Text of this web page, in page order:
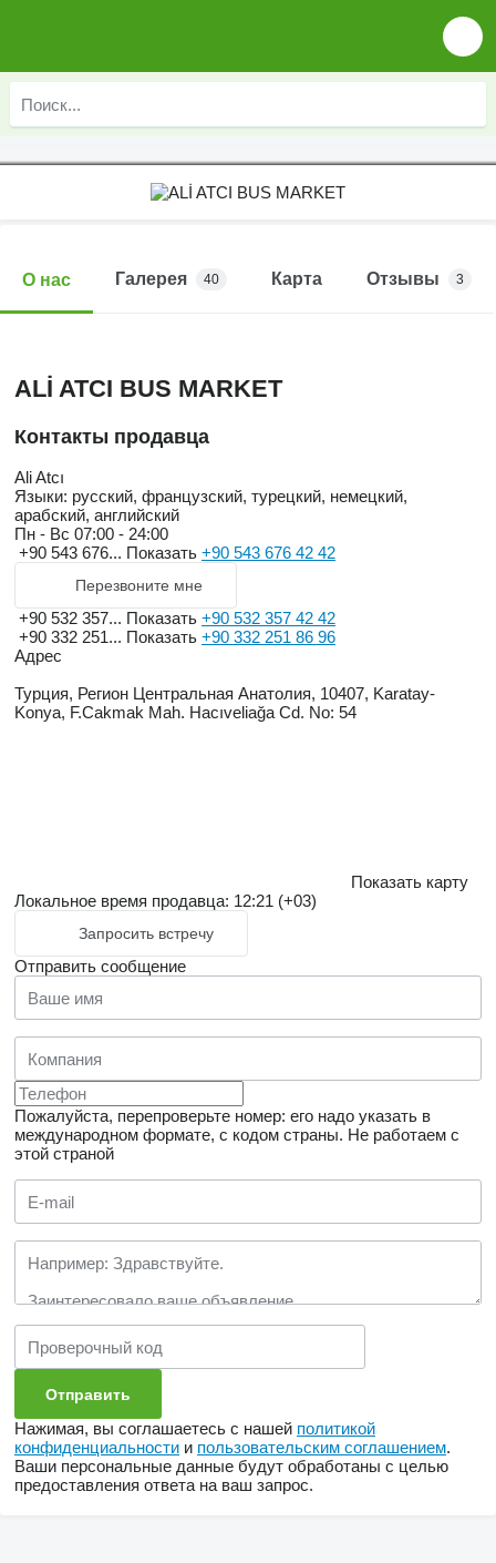
О нас Галерея 40 Карта Отзывы 3
ALİ ATCI BUS MARKET
Контакты продавца
Ali Atcı
Языки: русский, французский, турецкий, немецкий,
арабский, английский
Пн - Вс 07:00 - 24:00
+90 543 676... Показать +90 543 676 42 42
Перезвоните мне
+90 532 357... Показать +90 532 357 42 42
+90 332 251... Показать +90 332 251 86 96
Адрес
Турция, Регион Центральная Анатолия, 10407, Karatay-
Konya, F.Cakmak Mah. Hacıveliağa Cd. No: 54
Показать карту
Локальное время продавца: 12:21 (+03)
Запросить встречу
Отправить сообщение
Пожалуйста, перепроверьте номер: его надо указать в
международном формате, с кодом страны. Не работаем с
этой страной
Нажимая, вы соглашаетесь с нашей политикой
конфиденциальности и пользовательским соглашением.
Ваши персональные данные будут обработаны с целью
предоставления ответа на ваш запрос.